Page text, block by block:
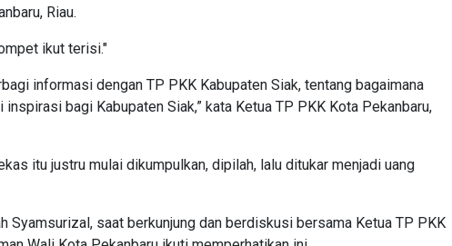
Riau.
ikut terisi."
informasi dengan TP PKK Kabupaten Siak, tentang bagaimana
bagi Kabupaten Siak,” kata Ketua TP PKK Kota Pekanbaru,
itu justru mulai dikumpulkan, dipilah, lalu ditukar menjadi uang
Syamsurizal, saat berkunjung dan berdiskusi bersama Ketua TP PKK